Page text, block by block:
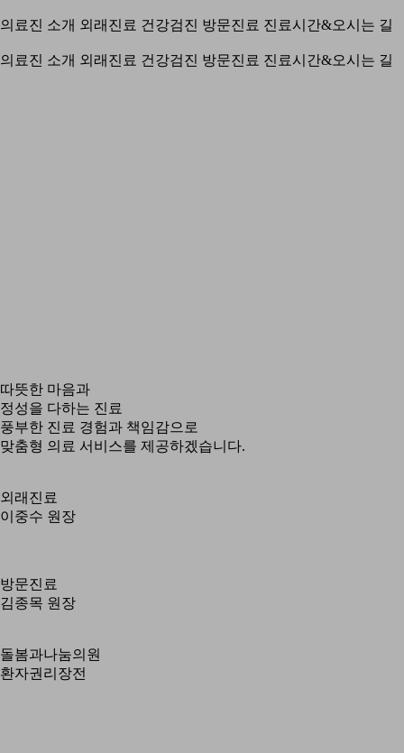
의료진 소개 외래진료 건강검진 방문진료 진료시간&오시는 길
의료진 소개 외래진료 건강검진 방문진료 진료시간&오시는 길
따뜻한 마음과
정성을 다하는 진료
풍부한 진료 경험과 책임감으로
맞춤형 의료 서비스를 제공하겠습니다.
외래진료
이중수 원장
방문진료
김종목 원장
돌봄과나눔의원
환자권리장전